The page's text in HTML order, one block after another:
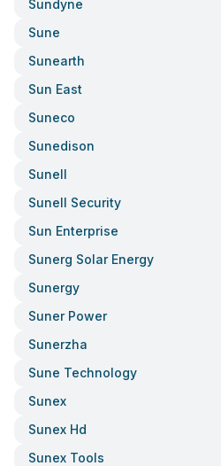
Sundyne
Sune
Sunearth
Sun East
Suneco
Sunedison
Sunell
Sunell Security
Sun Enterprise
Sunerg Solar Energy
Sunergy
Suner Power
Sunerzha
Sune Technology
Sunex
Sunex Hd
Sunex Tools